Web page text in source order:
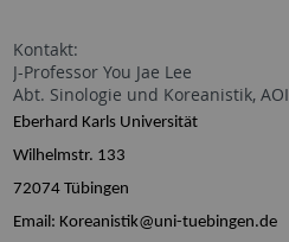
Kontakt:
J-Professor You Jae Lee
Abt. Sinologie und Koreanistik, AOI
Eberhard Karls Universität
Wilhelmstr. 133
72074 Tübingen
Email: Koreanistik@uni-tuebingen.de